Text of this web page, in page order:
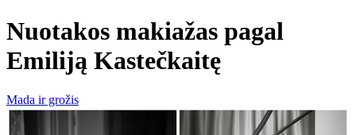
Nuotakos makiažas pagal
Emiliją Kastečkaitę
Mada ir grožis